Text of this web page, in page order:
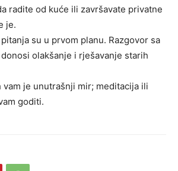
radite od kuće ili završavate privatne
je.
su u prvom planu. Razgovor sa
olakšanje i rješavanje starih
vam je unutrašnji mir; meditacija ili
goditi.